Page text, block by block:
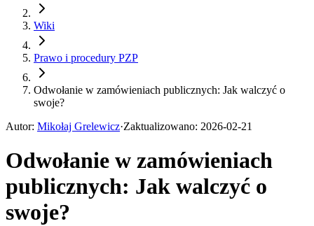
Wiki
Prawo i procedury PZP
Odwołanie w zamówieniach publicznych: Jak walczyć o
swoje?
Autor: Mikołaj Grelewicz·Zaktualizowano: 2026-02-21
Odwołanie w zamówieniach
publicznych: Jak walczyć o
swoje?